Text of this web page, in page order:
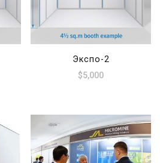
Экспо-2
$5,000